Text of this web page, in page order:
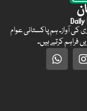
دیانتداری کی آواز۔ ہم پاکستانی عوام
فراہم کرتے ہیں۔